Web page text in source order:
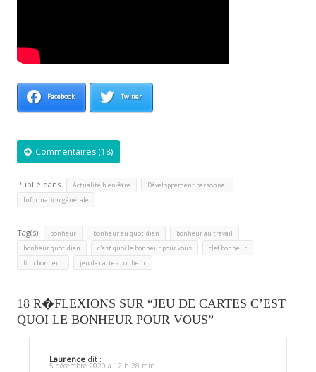
Facebook Twitter
Commentaires (18)
Publié dans Actualité bien-être Développement personnel
Information générale
Tag(s) bonheur bonheur au quotidien bonheur au travail
bonheur quotidien c'est quoi le bonheur pour vous clef bonheur
film bonheur jeu de cartes bonheur
18 R�FLEXIONS SUR “JEU DE CARTES C’EST
QUOI LE BONHEUR POUR VOUS”
Laurence dit :
5 décembre 2020 à 12 h 28 min